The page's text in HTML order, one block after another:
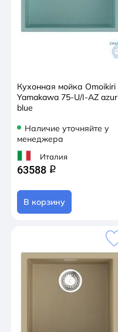
Кухонная мойка Omoikiri
Yamakawa 75-U/I-AZ azur
blue
Наличие уточняйте у
менеджера
Италия
63588 q
В корзину